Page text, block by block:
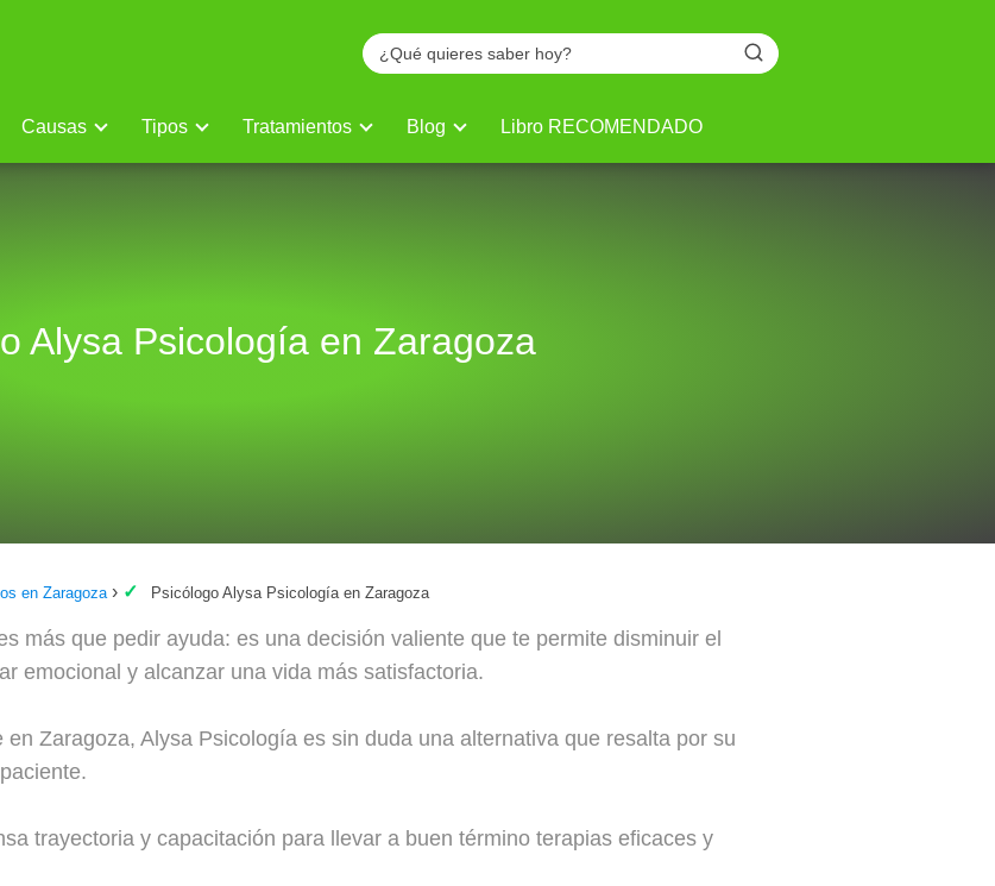
Causas Tipos Tratamientos Blog Libro RECOMENDADO
Alysa Psicología en Zaragoza
en Zaragoza Psicólogo Alysa Psicología en Zaragoza
más que pedir ayuda: es una decisión valiente que te permite disminuir el
emocional y alcanzar una vida más satisfactoria.
Zaragoza, Alysa Psicología es sin duda una alternativa que resalta por su
trayectoria y capacitación para llevar a buen término terapias eficaces y